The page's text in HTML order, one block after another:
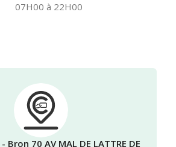
07H00 à 22H00
Bron 70 AV MAL DE LATTRE DE